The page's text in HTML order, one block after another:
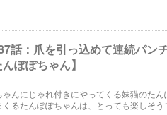
話：爪を引っ込めて連続パ
ぽぽちゃん】
んにじゃれ付きにやってくる妹猫のた
るたんぽぽちゃんは、とっても楽しそう